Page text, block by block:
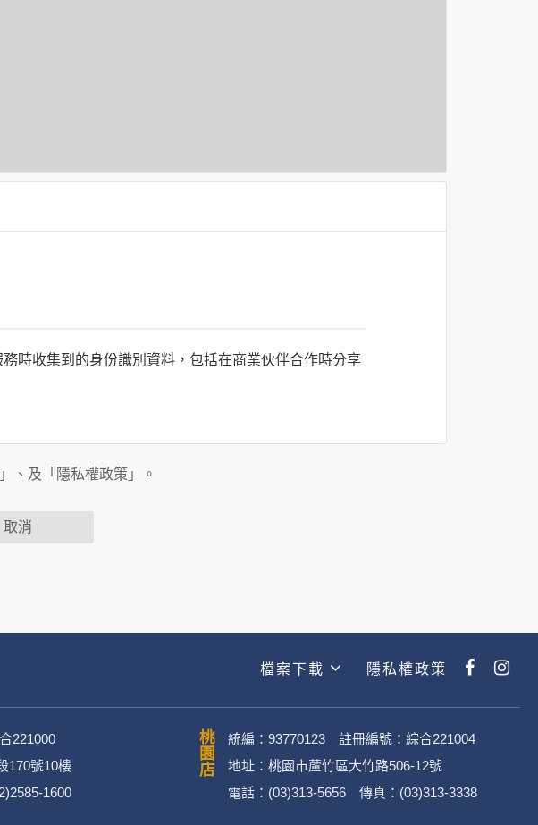
時收集到的身份識別資料，包括在商業伙伴合作時分享
人的資料。對於您主動提供的個人資訊，這些廣告廠商
料的行為，在非經加密的保護下，不適用於何時旅行社
合作之行銷推廣活動。
通訊軟帳號、社群．媒體帳號、網路平台申請之帳號及
、及「隱私權政策」。
取消
檔案下載 隱私權政策
221000
170號10樓
1600
桃園店
統編：93770123 註冊編號：綜合221004
地址：桃園市蘆竹區大竹路506-12號
電話：(03)313-5656 傳真：(03)313-3338